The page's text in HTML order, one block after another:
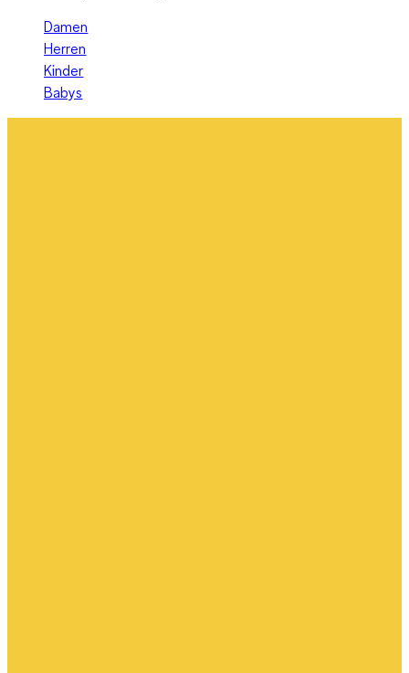
Damen
Herren
Kinder
Babys